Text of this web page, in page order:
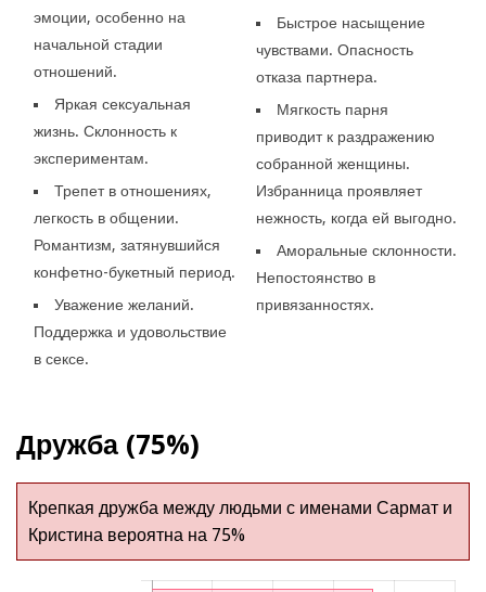
эмоции, особенно на
начальной стадии
отношений.
Яркая сексуальная
жизнь. Склонность к
экспериментам.
Трепет в отношениях,
легкость в общении.
Романтизм, затянувшийся
конфетно-букетный период.
Уважение желаний.
Поддержка и удовольствие
в сексе.
Быстрое насыщение
чувствами. Опасность
отказа партнера.
Мягкость парня
приводит к раздражению
собранной женщины.
Избранница проявляет
нежность, когда ей выгодно.
Аморальные склонности.
Непостоянство в
привязанностях.
Дружба (75%)
Крепкая дружба между людьми с именами Сармат и
Кристина вероятна на 75%